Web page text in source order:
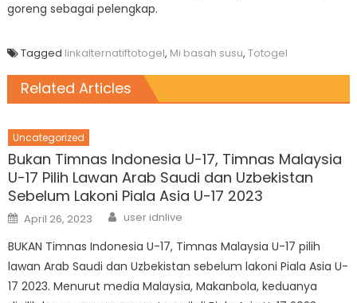
goreng sebagai pelengkap.
Tagged linkalternatiftotogel, Mi basah susu, Totogel
Related Articles
Uncategorized
Bukan Timnas Indonesia U-17, Timnas Malaysia
U-17 Pilih Lawan Arab Saudi dan Uzbekistan
Sebelum Lakoni Piala Asia U-17 2023
Posted
on
April 26, 2023 Author
user idnlive
BUKAN Timnas Indonesia U-17, Timnas Malaysia U-17 pilih
lawan Arab Saudi dan Uzbekistan sebelum lakoni Piala Asia U-
17 2023. Menurut media Malaysia, Makanbola, keduanya